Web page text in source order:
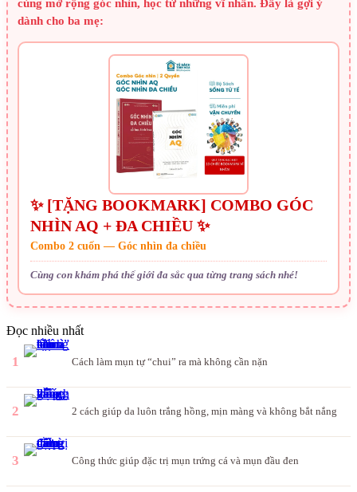
cùng mở rộng góc nhìn, học từ những vĩ nhân. Đây là gợi ý
dành cho ba mẹ:
✨ [TẶNG BOOKMARK] COMBO GÓC
NHÌN AQ + ĐA CHIỀU ✨
Combo 2 cuốn — Góc nhìn đa chiều
Cùng con khám phá thế giới đa sắc qua từng trang sách nhé!
Đọc nhiều nhất
1 Cách làm mụn tự “chui” ra mà không cần nặn
2 2 cách giúp da luôn trắng hồng, mịn màng và không bắt nắng
3 Công thức giúp đặc trị mụn trứng cá và mụn đầu đen